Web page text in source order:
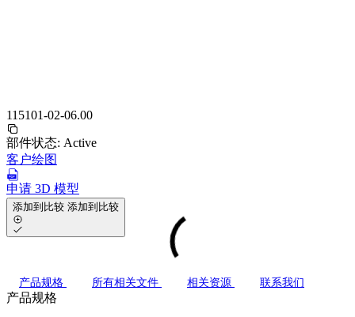
115101-02-06.00
部件状态: Active
客户绘图
申请 3D 模型
添加到比较 添加到比较
产品规格 所有相关文件 相关资源 联系我们
产品规格